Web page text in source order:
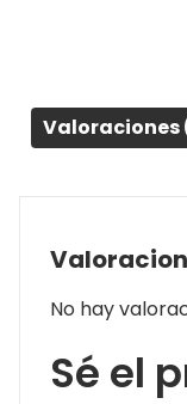
Valoraciones
No hay
Sé el